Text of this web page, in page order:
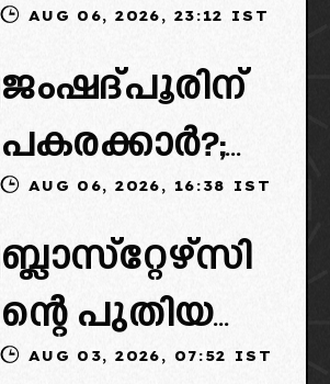
കൈമാറ്റത്തി
ൽ ട്വിസ്റ്റ്:
പുതിയ
ഉടമകളെത്താ
ൻ വൈകും,
കോടതിയുടെ
AUG 06, 2026, 23:12 IST
ജംഷദ്പൂരിന്
പകരക്കാർ?;
ഐഎസ്എല്ലി
ൽ പുതിയ
ടീമിനെ
ഉൾപ്പെടുത്താ
AUG 06, 2026, 16:38 IST
ബ്ലാസ്‌റ്റേഴ്‌സി
ന്റെ പുതിയ
ഉടമകളിൽAUG 03, 2026, 07:52 IST